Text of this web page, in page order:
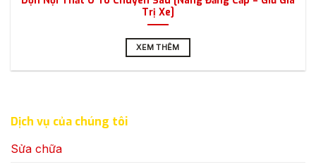
Trị Xe]
XEM THÊM
Dịch vụ của chúng tôi
Sửa chữa